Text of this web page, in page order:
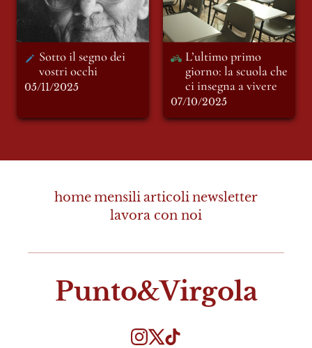
Sotto il segno dei
vostri occhi
05/11/2025
L’ultimo primo
giorno: la scuola che
ci insegna a vivere
07/10/2025
Punto&Virgola
homemensiliarticolinewsletter
lavora con noi